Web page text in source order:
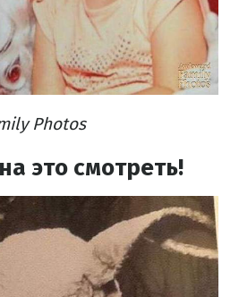
Photos
это смотреть!